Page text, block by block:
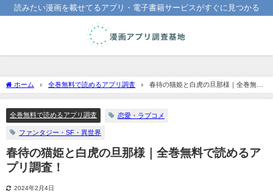
読みたい漫画を載せてるアプリ・電子書籍サービスがすぐに見つかる
ホーム 全巻無料で読めるアプリ調査
春待の猫姫と白虎の旦那様｜全巻無料
で読めるアプリ調査！
全巻無料で読めるアプリ調査 恋愛・ラブコメ
ファンタジー・SF・異世界
春待の猫姫と白虎の旦那様｜全巻無料で読めるア
プリ調査！
2024年2月4日